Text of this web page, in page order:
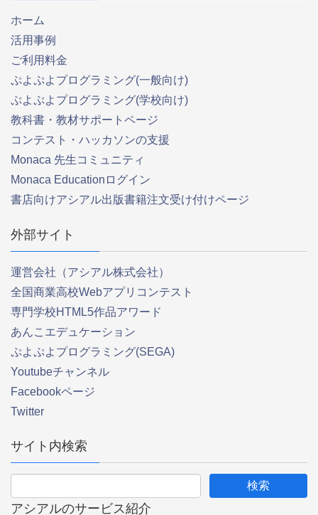
ホーム
活用事例
ご利用料金
ぷよぷよプログラミング(一般向け)
ぷよぷよプログラミング(学校向け)
教科書・教材サポートページ
コンテスト・ハッカソンの支援
Monaca 先生コミュニティ
Monaca Educationログイン
書店向けアシアル出版書籍注文受け付けページ
外部サイト
運営会社（アシアル株式会社）
全国商業高校Webアプリコンテスト
専門学校HTML5作品アワード
あんこエデュケーション
ぷよぷよプログラミング(SEGA)
Youtubeチャンネル
Facebookページ
Twitter
サイト内検索
アシアルのサービス紹介